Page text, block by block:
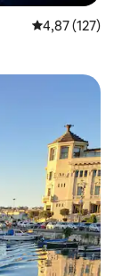
Gemiddelde
4,87 (127)